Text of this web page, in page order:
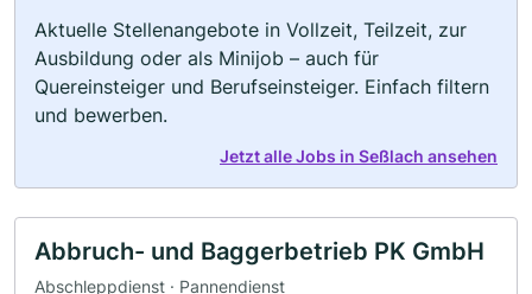
Aktuelle Stellenangebote in Vollzeit, Teilzeit, zur
Ausbildung oder als Minijob – auch für
Quereinsteiger und Berufseinsteiger. Einfach filtern
und bewerben.
Jetzt alle Jobs in Seßlach ansehen
Abbruch- und Baggerbetrieb PK GmbH
Abschleppdienst · Pannendienst